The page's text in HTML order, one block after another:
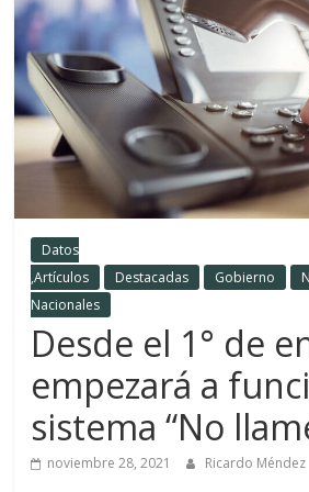
Datos
,Artículos
Destacadas Gobierno
Nacionales
Desde el 1° de
empezará a
sistema “No
noviembre 28, 2021 Ricardo Méndez